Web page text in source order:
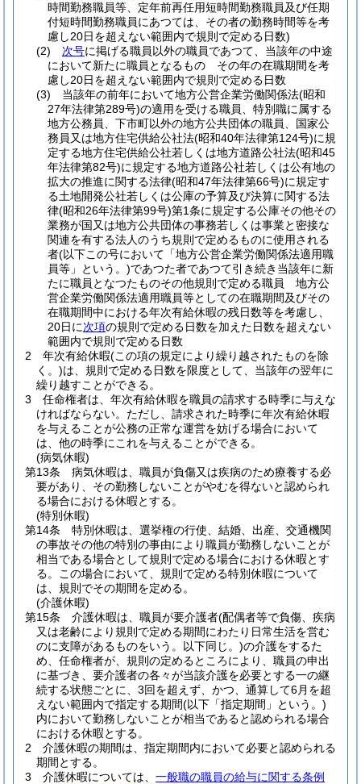
時間勤務職員等、定年前再任用短時間勤務職員及び任期
付短時間勤務職員にあつては、その者の勤務時間等を考
慮し20日を超えない範囲内で規則で定める日数)
(2)
次号に掲げる職員以外の職員であつて、当該年の中途
において新たに職員となるもの その年の在職期間を考
慮し20日を超えない範囲内で規則で定める日数
(3)
当該年の前年において地方公営企業労働関係法(昭和
27年法律第289号)の適用を受ける職員、特別職に属する
地方公務員、下市町以外の地方公共団体の職員、国家公
務員又は地方住宅供給公社法(昭和40年法律第124号)に規
定する地方住宅供給公社若しくは地方道路公社法(昭和45
年法律第82号)に規定する地方道路公社若しくは公有地の
拡大の推進に関する法律(昭和47年法律第66号)に規定す
る土地開発公社若しくは公庫の予算及び決算に関する法
律(昭和26年法律第99号)第1条に規定する公庫その他その
業務が国又は地方公共団体の事務若しくは事業と密接な
関連を有する法人のうち規則で定めるものに使用される
者(以下この号において「地方公営企業労働関係法適用職
員等」という。)であつた者であつて引き続き当該年に新
たに職員となつたものその他規則で定める職員 地方公
営企業労働関係法適用職員等としての在職期間及びその
在職期間中における年次有給休暇の残日数等を考慮し、
20日に次項の規則で定める日数を加えた日数を超えない
範囲内で規則で定める日数
2
年次有給休暇(この項の規定により繰り越されたものを除
く。)は、規則で定める日数を限度として、当該年の翌年に
繰り越すことができる。
3
任命権者は、年次有給休暇を職員の請求する時季に与えな
ければならない。 ただし、請求された時季に年次有給休暇
を与えることが公務の正常な運営を妨げる場合において
は、他の時季にこれを与えることができる。
(病気休暇)
第13条
病気休暇は、職員が負傷又は疾病のため療養する必
要があり、その勤務しないことがやむを得ないと認められ
る場合における休暇とする。
(特別休暇)
第14条
特別休暇は、選挙権の行使、結婚、出産、交通機関
の事故その他の特別の事由により職員が勤務しないことが
相当である場合として規則で定める場合における休暇とす
る。
この場合において、規則で定める特別休暇について
は、規則でその期間を定める。
(介護休暇)
第15条
介護休暇は、職員が要介護者(配偶者等で負傷、疾病
又は老齢により規則で定める期間にわたり日常生活を営む
のに支障があるものをいう。以下同じ。)の介護をするた
め、任命権者が、規則の定めるところにより、職員の申出
に基づき、要介護者の各々が当該介護を必要とする一の継
続する状態ごとに、3回を超えず、かつ、通算して6月を超
えない範囲内で指定する期間(以下「指定期間」という。)
内において勤務しないことが相当であると認められる場合
における休暇とする。
2
介護休暇の期間は、指定期間内において必要と認められる
期間とする。
3
介護休暇については、 一般職の職員の給与に関する条例